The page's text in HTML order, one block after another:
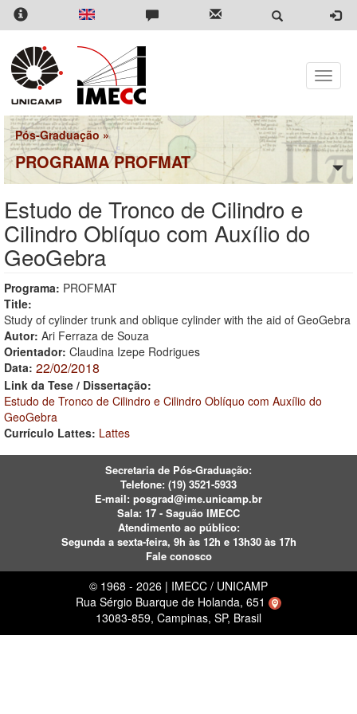
Pular
para
conteúdo
principal
Toggle
Pós-Graduação »
PROGRAMA PROFMAT
Estudo de Tronco de Cilindro e
Cilindro Oblíquo com Auxílio do
GeoGebra
Programa: PROFMAT
Title:
Study of cylinder trunk and oblique cylinder with the aid of GeoGebra
Autor: Ari Ferraza de Souza
Orientador: Claudina Izepe Rodrigues
Data: 22/02/2018
Link da Tese / Dissertação:
Estudo de Tronco de Cilindro e Cilindro Oblíquo com Auxílio do
GeoGebra
Currículo Lattes: Lattes
Secretaria de Pós-Graduação:
Telefone: (19) 3521-5933
E-mail: posgrad@ime.unicamp.br
Sala: 17 - Saguão IMECC
Atendimento ao público:
Segunda a sexta-feira, 9h às 12h e 13h30 às 17h
Fale conosco
© 1968 - 2026 | IMECC / UNICAMP
Rua Sérgio Buarque de Holanda, 651
13083-859, Campinas, SP, Brasil